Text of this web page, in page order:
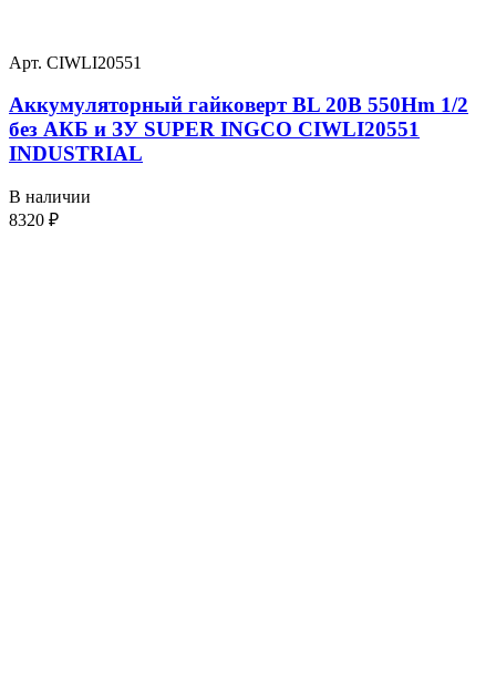
Арт. CIWLI20551
Аккумуляторный гайковерт BL 20В 550Hm 1/2
без АКБ и ЗУ SUPER INGCO CIWLI20551
INDUSTRIAL
В наличии
8320 ₽